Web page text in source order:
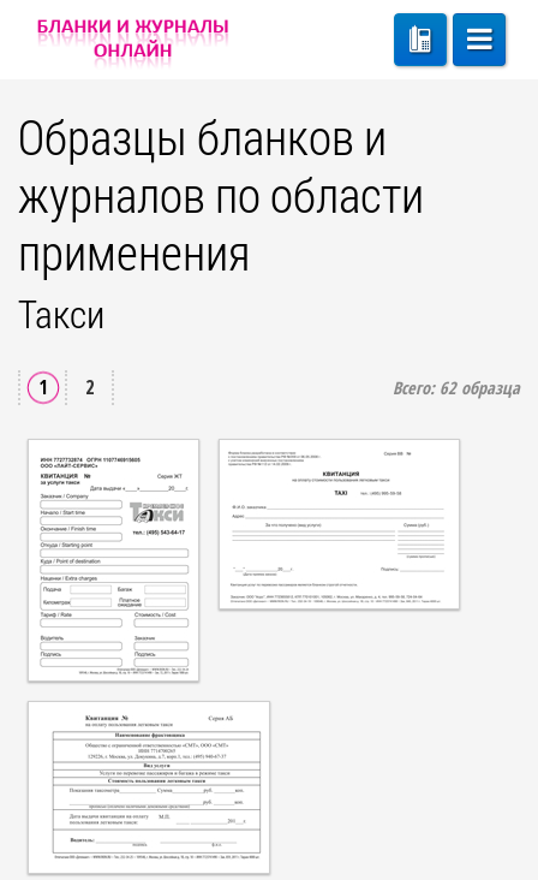
Образцы бланков и
журналов по области
применения
Такси
1 2 Всего: 62образца